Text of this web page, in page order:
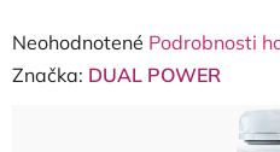
Priemerné
hodnotenie
Neohodnotené Podrobnosti
Značka: DUAL POWER